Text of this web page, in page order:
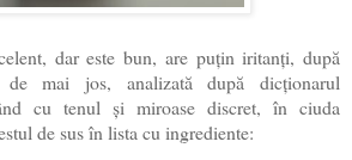
dar este bun, are puțin iritanți, după
mai jos, analizată după dicționarul
cu tenul și miroase discret, în ciuda
de sus în lista cu ingrediente: